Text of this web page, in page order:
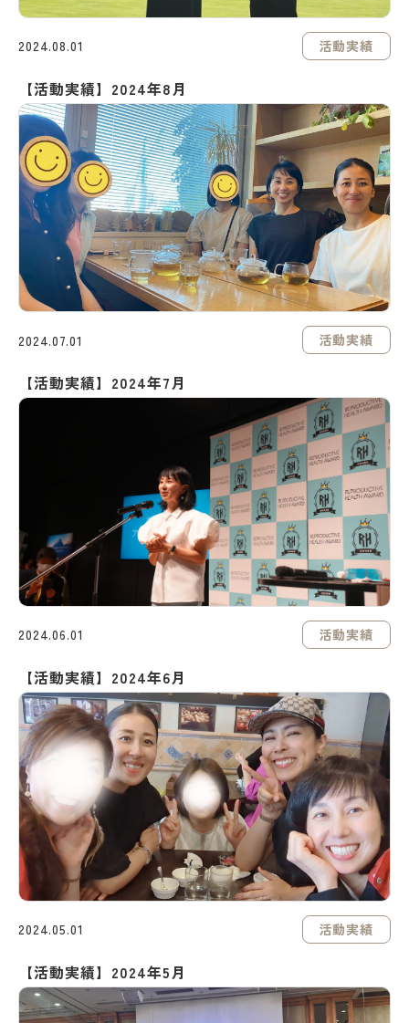
2024.08.01 活動実績
【活動実績】2024年8月
2024.07.01 活動実績
【活動実績】2024年7月
2024.06.01 活動実績
【活動実績】2024年6月
2024.05.01 活動実績
【活動実績】2024年5月